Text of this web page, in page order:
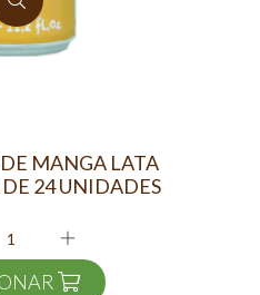
MANGA LATA
24 UNIDADES